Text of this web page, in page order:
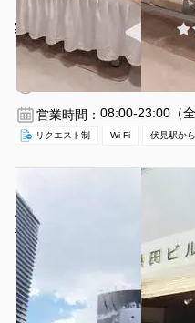
¥1298 〜 ¥1298 /時間
伏見駅 徒歩6分愛知県名古
営業時間： 08:00-23:00（全
リクエスト制 Wi-Fi 伏見駅か
【伏見駅6番出口すぐ】名古
店 第1会議室【室料30%OFF
名古屋会議室 名古屋伏見駅前店